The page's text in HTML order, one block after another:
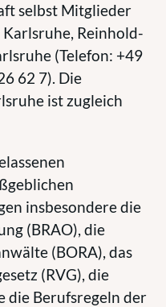
selbst Mitglieder
Reinhold-
(Telefon: +49
62 7). Die
ist zugleich
insbesondere die
(BRAO), die
(BORA), das
(RVG), die
die Berufsregeln der